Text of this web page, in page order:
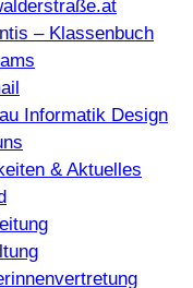
– Klassenbuch
Informatik Design
& Aktuelles